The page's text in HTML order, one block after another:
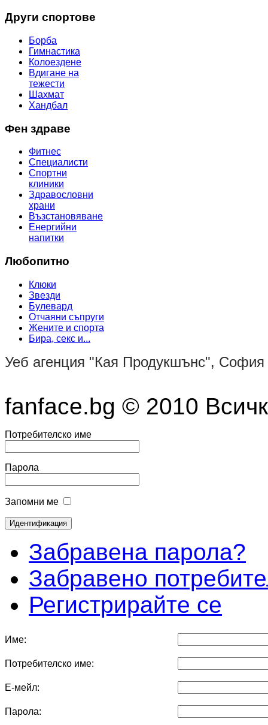
Други спортове
Борба
Гимнастика
Колоездене
Вдигане на
тежести
Шахмат
Хандбал
Фен здраве
Фитнес
Специалисти
Спортни
клиники
Здравословни
храни
Възстановяване
Енергийни
напитки
Любопитно
Клюки
Звезди
Булевард
Отчаяни съпруги
Жените и спорта
Бира, секс и...
Уеб агенция "Кая Продукшънс", София
fanface.bg © 2010
Потребителско име
Парола
Запомни ме
Забравена парола?
Забравено
Регистрирайте се
Име:
Потребителско име:
Е-мейл:
Парола: